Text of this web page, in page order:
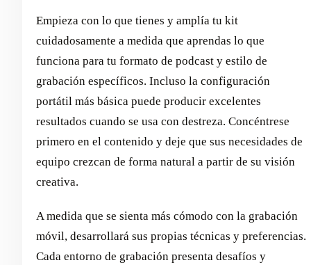
Empieza con lo que tienes y amplía tu kit
cuidadosamente a medida que aprendas lo que
funciona para tu formato de podcast y estilo de
grabación específicos. Incluso la configuración
portátil más básica puede producir excelentes
resultados cuando se usa con destreza. Concéntrese
primero en el contenido y deje que sus necesidades de
equipo crezcan de forma natural a partir de su visión
creativa.
A medida que se sienta más cómodo con la grabación
móvil, desarrollará sus propias técnicas y preferencias.
Cada entorno de grabación presenta desafíos y